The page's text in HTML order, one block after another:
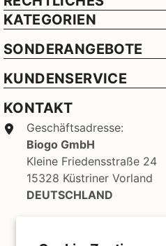
KATEGORIEN
SONDERANGEBOTE
KUNDENSERVICE
KONTAKT
Geschäftsadresse:
Biogo GmbH
Kleine Friedensstraße 24
15328 Küstriner Vorland
DEUTSCHLAND